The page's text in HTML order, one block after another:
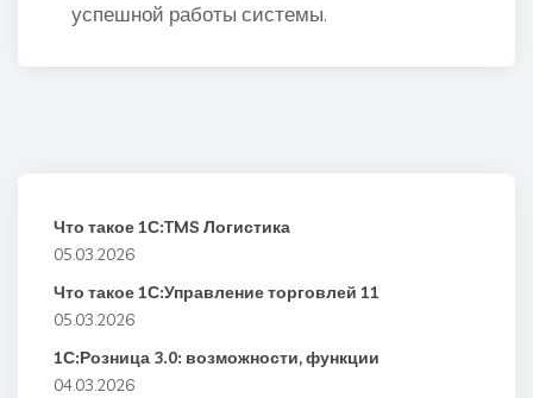
успешной работы системы.
Что такое 1С:TMS Логистика
05.03.2026
Что такое 1С:Управление торговлей 11
05.03.2026
1С:Розница 3.0: возможности, функции
04.03.2026